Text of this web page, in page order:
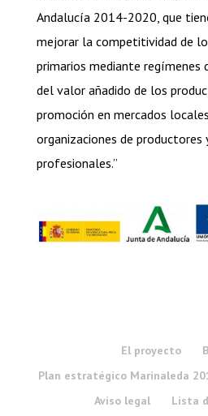
Andalucía 2014-2020, que
mejorar la competitividad de
primarios mediante regímenes
del valor añadido de los
promoción en mercados
organizaciones de productores
profesionales.”
El proyecto
Plan estratégico Marinaleda
Aviso legal
Lista